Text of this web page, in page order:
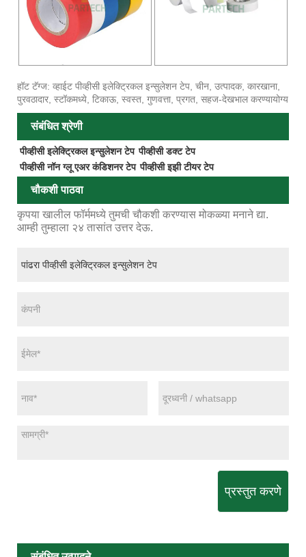
हॉट टॅग्ज: व्हाईट पीव्हीसी इलेक्ट्रिकल इन्सुलेशन टेप, चीन, उत्पादक, कारखाना,
पुरवठादार, स्टॉकमध्ये, टिकाऊ, स्वस्त, गुणवत्ता, प्रगत, सहज-देखभाल करण्यायोग्य
संबंधित श्रेणी
पीव्हीसी इलेक्ट्रिकल इन्सुलेशन टेप पीव्हीसी डक्ट टेप
पीव्हीसी नॉन ग्लू एअर कंडिशनर टेप पीव्हीसी इझी टीयर टेप
चौकशी पाठवा
कृपया खालील फॉर्ममध्ये तुमची चौकशी करण्यास मोकळ्या मनाने द्या.
आम्ही तुम्हाला २४ तासांत उत्तर देऊ.
प्रस्तुत करणे